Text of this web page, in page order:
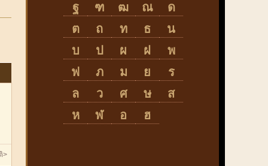
>
ฐ
ฑ ฒ ณ
ด
ต
ถ ท ธ
น
บ
ป ผ ฝ
พ
ฟ
ภ ม ย
ร
ล
ว ศ ษ
ส
ห
ฬ อ ฮ